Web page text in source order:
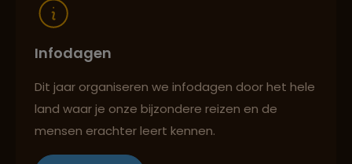
Infodagen
Dit jaar organiseren we infodagen door het hele
land waar je onze bijzondere reizen en de
mensen erachter leert kennen.